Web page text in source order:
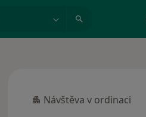
Návštěva v ordinaci
Návštěva v ordinaci